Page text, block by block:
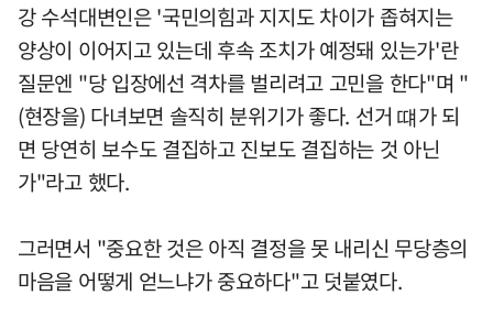
강 수석대변인은 '국민의힘과 지지도 차이가 좁혀지는
양상이 이어지고 있는데 후속 조치가 예정돼 있는가'란
질문엔 "당 입장에선 격차를 벌리려고 고민을 한다"며 "
(현장을) 다녀보면 솔직히 분위기가 좋다. 선거 떄가 되
면 당연히 보수도 결집하고 진보도 결집하는 것 아닌
가"라고 했다.
그러면서 "중요한 것은 아직 결정을 못 내리신 무당층의
마음을 어떻게 얻느냐가 중요하다"고 덧붙였다.